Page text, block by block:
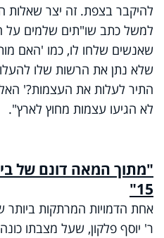
להיקבר בצפת. זה יצר שאלות
למשל כתב שו"תים שלמים על
שאנשים שלחו לו, כמו 'האם
שלא נתן את הרשות שלו
התיר לעלות את העצמות?'
לא הגיעו עצמות מחוץ לארץ".
"מתוך המאה דונם של
15"
אחת הדמויות המרתקות ביותר
ר' יוסף פלקון, שעל מצבתו